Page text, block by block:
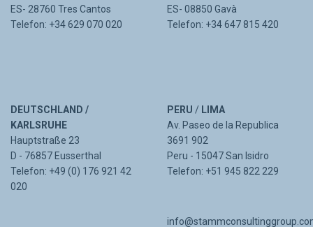
ES- 28760 Tres Cantos
Telefon: +34 629 070 020
ES- 08850 Gavà
Telefon: +34 647 815 420
DEUTSCHLAND /
KARLSRUHE
Hauptstraße 23
D - 76857 Eusserthal
Telefon: +49 (0) 176 921 42
020
PERU / LIMA
Av. Paseo de la Republica
3691 902
Peru - 15047 San Isidro
Telefon: +51 945 822 229